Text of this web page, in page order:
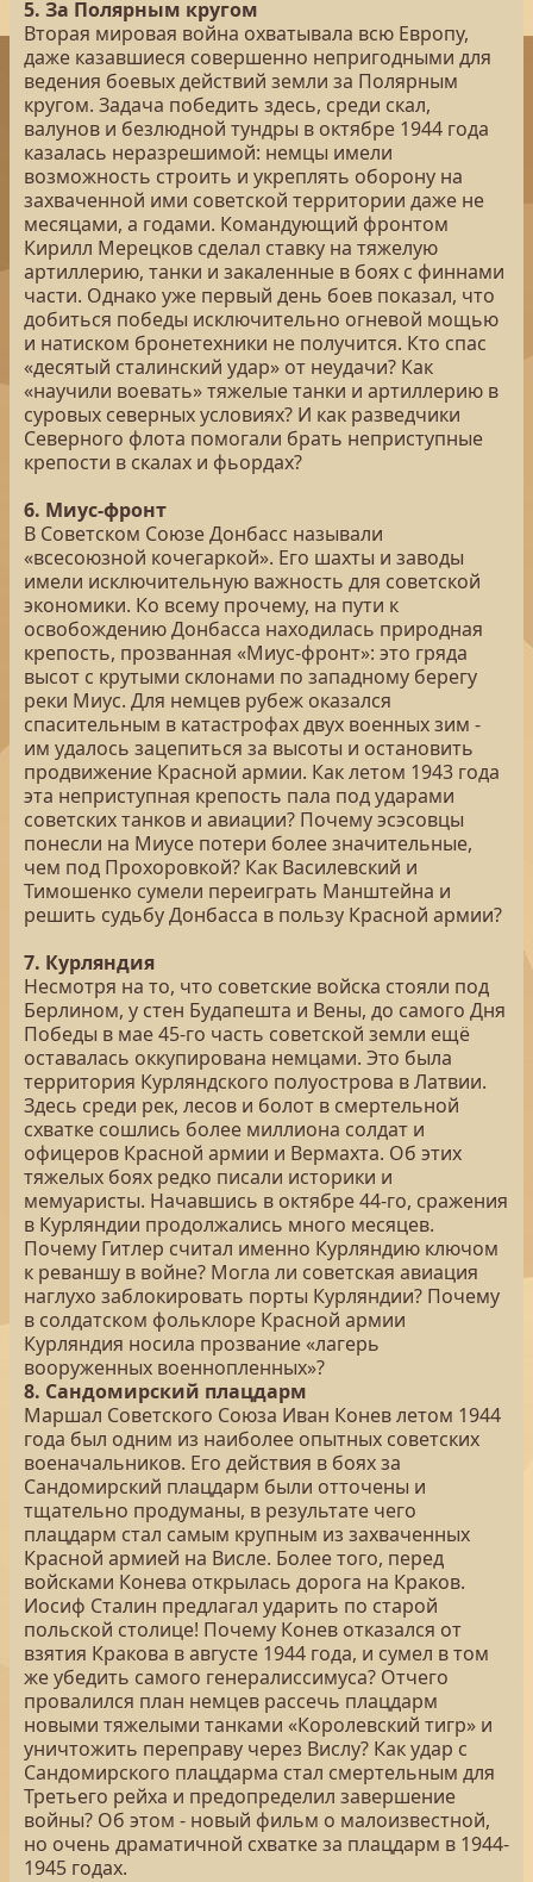
5. За Полярным кругом
Вторая мировая война охватывала всю Европу,
даже казавшиеся совершенно непригодными для
ведения боевых действий земли за Полярным
кругом. Задача победить здесь, среди скал,
валунов и безлюдной тундры в октябре 1944 года
казалась неразрешимой: немцы имели
возможность строить и укреплять оборону на
захваченной ими советской территории даже не
месяцами, а годами. Командующий фронтом
Кирилл Мерецков сделал ставку на тяжелую
артиллерию, танки и закаленные в боях с финнами
части. Однако уже первый день боев показал, что
добиться победы исключительно огневой мощью
и натиском бронетехники не получится. Кто спас
«десятый сталинский удар» от неудачи? Как
«научили воевать» тяжелые танки и артиллерию в
суровых северных условиях? И как разведчики
Северного флота помогали брать неприступные
крепости в скалах и фьордах?
6. Миус-фронт
В Советском Союзе Донбасс называли
«всесоюзной кочегаркой». Его шахты и заводы
имели исключительную важность для советской
экономики. Ко всему прочему, на пути к
освобождению Донбасса находилась природная
крепость, прозванная «Миус-фронт»: это гряда
высот с крутыми склонами по западному берегу
реки Миус. Для немцев рубеж оказался
спасительным в катастрофах двух военных зим -
им удалось зацепиться за высоты и остановить
продвижение Красной армии. Как летом 1943 года
эта неприступная крепость пала под ударами
советских танков и авиации? Почему эсэсовцы
понесли на Миусе потери более значительные,
чем под Прохоровкой? Как Василевский и
Тимошенко сумели переиграть Манштейна и
решить судьбу Донбасса в пользу Красной армии?
7. Курляндия
Несмотря на то, что советские войска стояли под
Берлином, у стен Будапешта и Вены, до самого Дня
Победы в мае 45-го часть советской земли ещё
оставалась оккупирована немцами. Это была
территория Курляндского полуострова в Латвии.
Здесь среди рек, лесов и болот в смертельной
схватке сошлись более миллиона солдат и
офицеров Красной армии и Вермахта. Об этих
тяжелых боях редко писали историки и
мемуаристы. Начавшись в октябре 44-го, сражения
в Курляндии продолжались много месяцев.
Почему Гитлер считал именно Курляндию ключом
к реваншу в войне? Могла ли советская авиация
наглухо заблокировать порты Курляндии? Почему
в солдатском фольклоре Красной армии
Курляндия носила прозвание «лагерь
вооруженных военнопленных»?
8. Сандомирский плацдарм
Маршал Советского Союза Иван Конев летом 1944
года был одним из наиболее опытных советских
военачальников. Его действия в боях за
Сандомирский плацдарм были отточены и
тщательно продуманы, в результате чего
плацдарм стал самым крупным из захваченных
Красной армией на Висле. Более того, перед
войсками Конева открылась дорога на Краков.
Иосиф Сталин предлагал ударить по старой
польской столице! Почему Конев отказался от
взятия Кракова в августе 1944 года, и сумел в том
же убедить самого генералиссимуса? Отчего
провалился план немцев рассечь плацдарм
новыми тяжелыми танками «Королевский тигр» и
уничтожить переправу через Вислу? Как удар с
Сандомирского плацдарма стал смертельным для
Третьего рейха и предопределил завершение
войны? Об этом - новый фильм о малоизвестной,
но очень драматичной схватке за плацдарм в 1944-
1945 годах.